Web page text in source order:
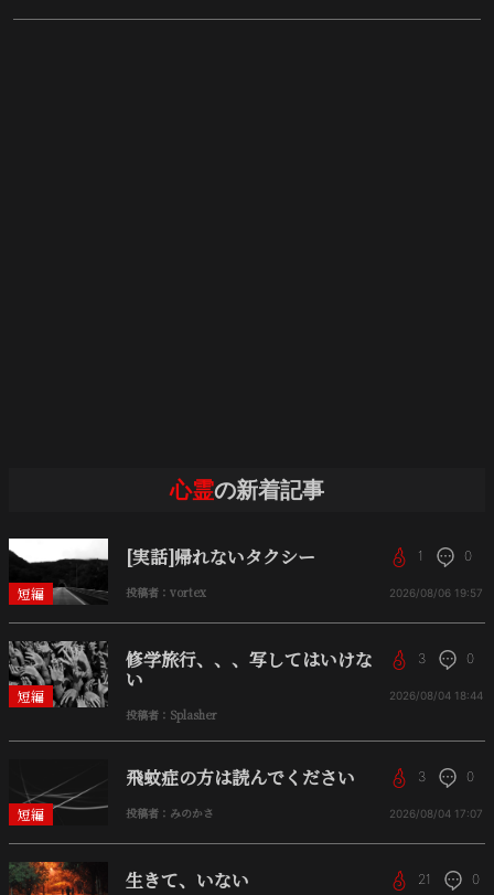
心霊の新着記事
短編
[実話]帰れないタクシー
投稿者：vortex
1 0
2026/08/06 19:57
短編
修学旅行、、、写してはいけな
い
投稿者：Splasher
3 0
2026/08/04 18:44
短編
飛蚊症の方は読んでください
投稿者：みのかさ
3 0
2026/08/04 17:07
生きて、いない 21 0